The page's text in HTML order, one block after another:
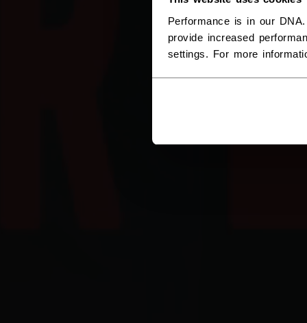
Performance is in our
provide increased
settings. For more